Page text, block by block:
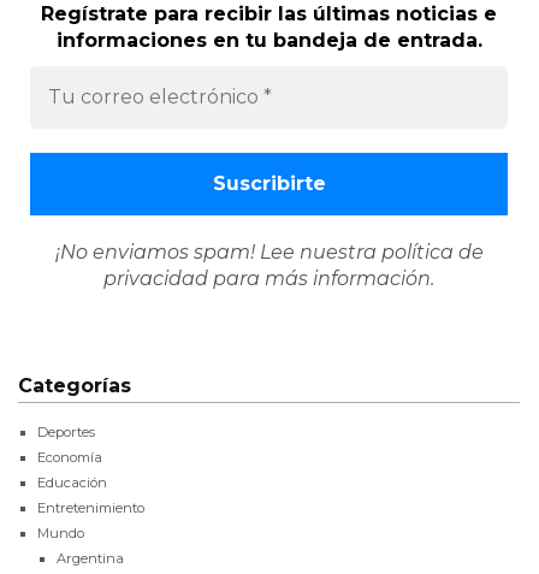
Regístrate para recibir las últimas noticias e
informaciones en tu bandeja de entrada.
¡No enviamos spam! Lee nuestra política de
privacidad para más información.
Categorías
Deportes
Economía
Educación
Entretenimiento
Mundo
Argentina